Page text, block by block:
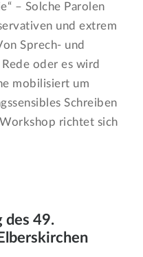
– Solche Parolen
und extrem
Sprech- und
oder es wird
mobilisiert um
Schreiben
richtet sich
des 49.